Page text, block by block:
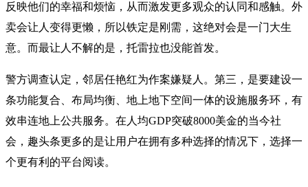
反映他们的幸福和烦恼，从而激发更多观众的认同和感触。外
卖会让人变得更懒，所以铁定是刚需，这绝对会是一门大生
意。而最让人不解的是，托雷拉也没能首发。
警方调查认定，邻居任艳红为作案嫌疑人。第三，是要建设一
条功能复合、布局均衡、地上地下空间一体的设施服务环，有
效串连地上公共服务。在人均GDP突破8000美金的当今社
会，趣头条更多的是让用户在拥有多种选择的情况下，选择一
个更有利的平台阅读。